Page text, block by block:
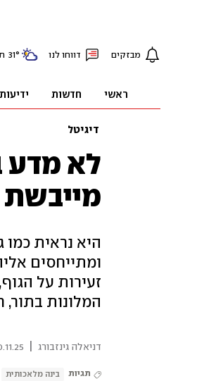
מבזקים דווחו לנו 31°
ראשי חדשות
דיגיטל
לא מדע
מייבשת
היא נראית
ומתייחסים
זעירות על
המלונות
דניאלה גינזבורג | 13:39
תגיות בינה מלאכותית